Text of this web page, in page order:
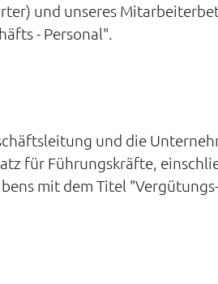
und unseres
- Personal".
und die
für Führungskräfte,
mit dem Titel